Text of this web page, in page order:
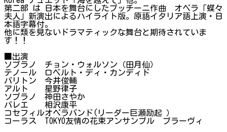
第二部 は 日本を舞台にしたプッチーニ作曲 オペラ「蝶々
夫人」新演出によるハイライト版。原語イタリア語上演・日
本語字幕付。
他に類を見ないドラマティックな舞台と期待されていま
す！！
■出演
ソプラノ チョン・ウォルソン（田月仙）
テノール ロベルト・ディ・カンディド
バリトン 今井俊輔
アルト 星野律子
ソプラノ 神田さやか
バレエ 相沢康平
コセフィルオペラバンド(リーダー巨瀬励起 ）
コーラス TOKYO友情の花束アンサンブル ブラーヴィ